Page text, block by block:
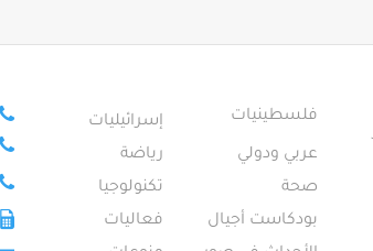
فلسطينيات
إسرائيليات
عربي ودولي
رياضة
صحة
تكنولوجيا
بودكاست أجيال
فعاليات